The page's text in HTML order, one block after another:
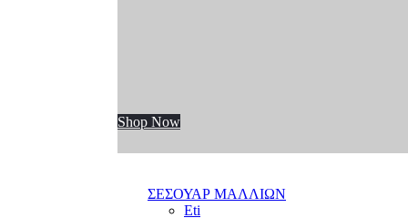
Shop Now
ΣΕΣΟΥΑΡ ΜΑΛΛΙΩΝ
Eti